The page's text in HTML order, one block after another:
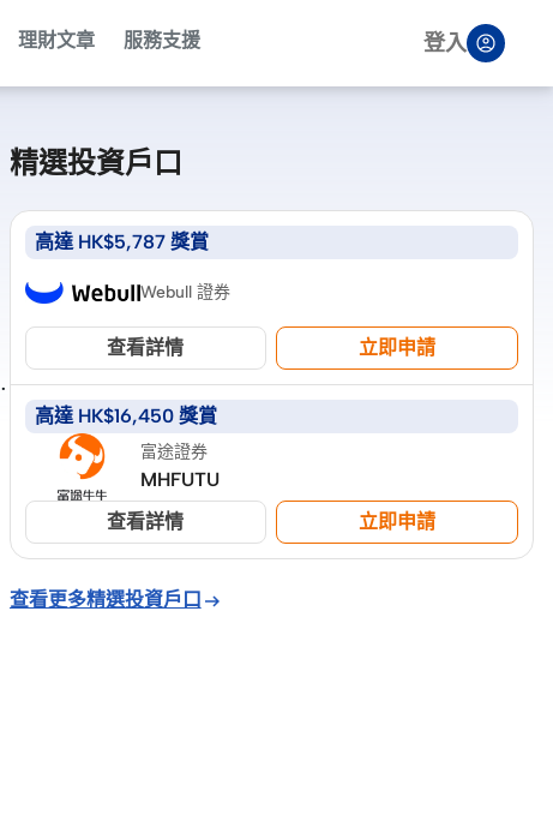
理財文章 服務支援 登入
精選投資戶口
高達 HK$5,787 獎賞
Webull 證券
查看詳情 立即申請
高達 HK$16,450 獎賞
富途證券
MHFUTU
查看詳情
立即申請
查看更多精選投資戶口